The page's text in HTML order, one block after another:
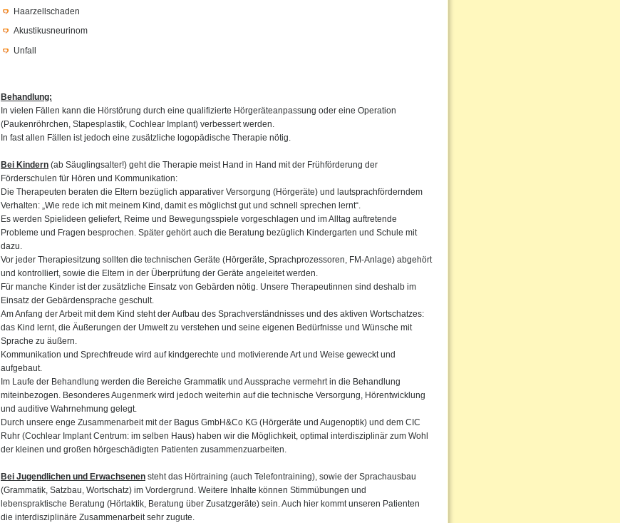
Haarzellschaden
Akustikusneurinom
Unfall
Behandlung:
In vielen Fällen kann die Hörstörung durch eine qualifizierte Hörgeräteanpassung oder eine Operation
(Paukenröhrchen, Stapesplastik, Cochlear Implant) verbessert werden.
In fast allen Fällen ist jedoch eine zusätzliche logopädische Therapie nötig.
Bei Kindern (ab Säuglingsalter!) geht die Therapie meist Hand in Hand mit der Frühförderung der
Förderschulen für Hören und Kommunikation:
Die Therapeuten beraten die Eltern bezüglich apparativer Versorgung (Hörgeräte) und lautsprachförderndem
Verhalten: „Wie rede ich mit meinem Kind, damit es möglichst gut und schnell sprechen lernt“.
Es werden Spielideen geliefert, Reime und Bewegungsspiele vorgeschlagen und im Alltag auftretende
Probleme und Fragen besprochen. Später gehört auch die Beratung bezüglich Kindergarten und Schule mit
dazu.
Vor jeder Therapiesitzung sollten die technischen Geräte (Hörgeräte, Sprachprozessoren, FM-Anlage) abgehört
und kontrolliert, sowie die Eltern in der Überprüfung der Geräte angeleitet werden.
Für manche Kinder ist der zusätzliche Einsatz von Gebärden nötig. Unsere Therapeutinnen sind deshalb im
Einsatz der Gebärdensprache geschult.
Am Anfang der Arbeit mit dem Kind steht der Aufbau des Sprachverständnisses und des aktiven Wortschatzes:
das Kind lernt, die Äußerungen der Umwelt zu verstehen und seine eigenen Bedürfnisse und Wünsche mit
Sprache zu äußern.
Kommunikation und Sprechfreude wird auf kindgerechte und motivierende Art und Weise geweckt und
aufgebaut.
Im Laufe der Behandlung werden die Bereiche Grammatik und Aussprache vermehrt in die Behandlung
miteinbezogen. Besonderes Augenmerk wird jedoch weiterhin auf die technische Versorgung, Hörentwicklung
und auditive Wahrnehmung gelegt.
Durch unsere enge Zusammenarbeit mit der Bagus GmbH&Co KG (Hörgeräte und Augenoptik) und dem CIC
Ruhr (Cochlear Implant Centrum: im selben Haus) haben wir die Möglichkeit, optimal interdisziplinär zum Wohl
der kleinen und großen hörgeschädigten Patienten zusammenzuarbeiten.
Bei Jugendlichen und Erwachsenen steht das Hörtraining (auch Telefontraining), sowie der Sprachausbau
(Grammatik, Satzbau, Wortschatz) im Vordergrund. Weitere Inhalte können Stimmübungen und
lebenspraktische Beratung (Hörtaktik, Beratung über Zusatzgeräte) sein. Auch hier kommt unseren Patienten
die interdisziplinäre Zusammenarbeit sehr zugute.